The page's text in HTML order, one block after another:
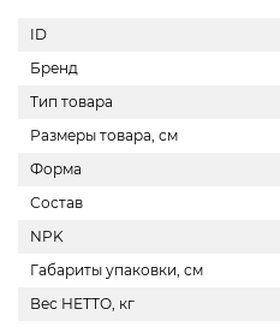
ID
Бренд
Тип товара
Размеры товара, см
Форма
Состав
NPK
Габариты упаковки, см
Вес НЕТТО, кг